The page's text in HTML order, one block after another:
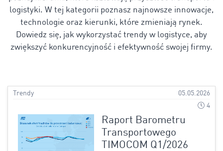
logistyki. W tej kategorii poznasz najnowsze innowacje,
technologie oraz kierunki, które zmieniają rynek.
Dowiedz się, jak wykorzystać trendy w logistyce, aby
zwiększyć konkurencyjność i efektywność swojej firmy.
Trendy
05.05.2026
4
Raport Barometru
Transportowego
TIMOCOM Q1/2026